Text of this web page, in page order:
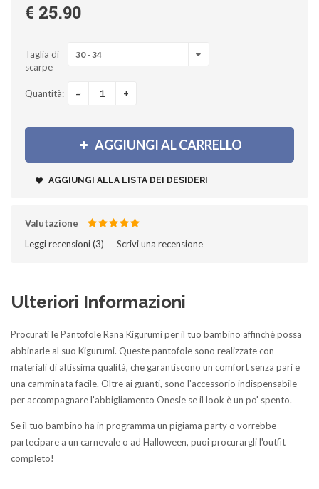
€ 25.90
Taglia di
scarpe
30 - 34
Quantità: - +
AGGIUNGI AL CARRELLO
AGGIUNGI ALLA LISTA DEI DESIDERI
Valutazione
Leggi recensioni (3)‎ Scrivi una recensione
Ulteriori Informazioni
Procurati le Pantofole Rana Kigurumi per il tuo bambino affinché possa
abbinarle al suo Kigurumi. Queste pantofole sono realizzate con
materiali di altissima qualità, che garantiscono un comfort senza pari e
una camminata facile. Oltre ai guanti, sono l'accessorio indispensabile
per accompagnare l'abbigliamento Onesie se il look è un po' spento.
Se il tuo bambino ha in programma un pigiama party o vorrebbe
partecipare a un carnevale o ad Halloween, puoi procurargli l'outfit
completo!